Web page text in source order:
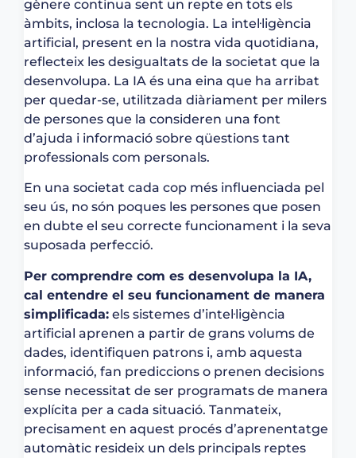
gènere continua sent un repte en tots els
àmbits, inclosa la tecnologia. La intel·ligència
artificial, present en la nostra vida quotidiana,
reflecteix les desigualtats de la societat que la
desenvolupa. La IA és una eina que ha arribat
per quedar-se, utilitzada diàriament per milers
de persones que la consideren una font
d’ajuda i informació sobre qüestions tant
professionals com personals.
En una societat cada cop més influenciada pel
seu ús, no són poques les persones que posen
en dubte el seu correcte funcionament i la seva
suposada perfecció.
Per comprendre com es desenvolupa la IA,
cal entendre el seu funcionament de manera
simplificada: els sistemes d’intel·ligència
artificial aprenen a partir de grans volums de
dades, identifiquen patrons i, amb aquesta
informació, fan prediccions o prenen decisions
sense necessitat de ser programats de manera
explícita per a cada situació. Tanmateix,
precisament en aquest procés d’aprenentatge
automàtic resideix un dels principals reptes